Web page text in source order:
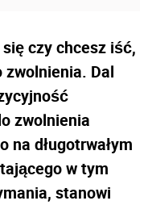
czy chcesz iść,
zwolnienia. Dal
zwolnienia
na długotrwałym
w tym
stanowi